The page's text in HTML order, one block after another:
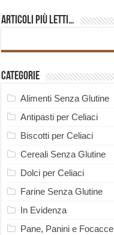
Articoli più Letti…
Categorie
Alimenti Senza Glutine
Antipasti per Celiaci
Biscotti per Celiaci
Cereali Senza Glutine
Dolci per Celiaci
Farine Senza Glutine
In Evidenza
Pane, Panini e Focacce